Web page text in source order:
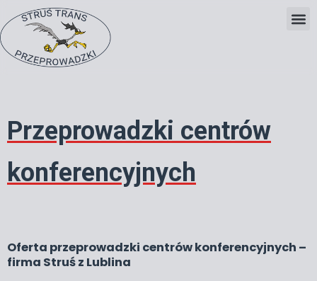
to
content
Przeprowadzki centrów
konferencyjnych
Oferta przeprowadzki centrów konferencyjnych –
firma Struś z Lublina